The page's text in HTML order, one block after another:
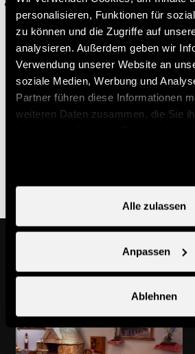
personalisieren, Funktionen für
zu können und die Zugriffe auf
analysieren. Außerdem geben wir
Verwendung unserer Website an
soziale Medien, Werbung und
Partner führen diese Informationen
weiteren Daten zusammen, die Sie
Alle zulassen
Anpassen
Ablehnen
Ab 12.00 Uhr lädt die Outdoor-Bar
Cocktails und einer gemütlichen
Atmosphäre zum Verweilen ein.
Zugänglichkeit
rollstuhlgängig
Das könnte Sie auch